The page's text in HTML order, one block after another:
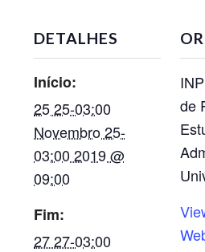
DETALHES
Início:
25 25-03:00
Novembro 25-
03:00 2019 @
09:00
Fim:
27 27-03:00
de